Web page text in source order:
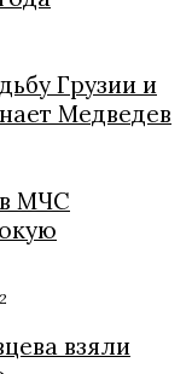
Грузии и
Медведев
МЧС
взяли